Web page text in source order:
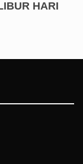
HARI